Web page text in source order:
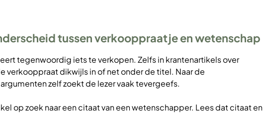
tussen verkooppraatje en wetenschap
tegenwoordig iets te verkopen. Zelfs in krantenartikels over
verkooppraat dikwijls in of net onder de titel. Naar de
zelf zoekt de lezer vaak tevergeefs.
op zoek naar een citaat van een wetenschapper. Lees dat citaat en